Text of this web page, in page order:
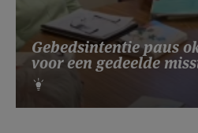
Gebedsintentie paus
voor een gedeelde